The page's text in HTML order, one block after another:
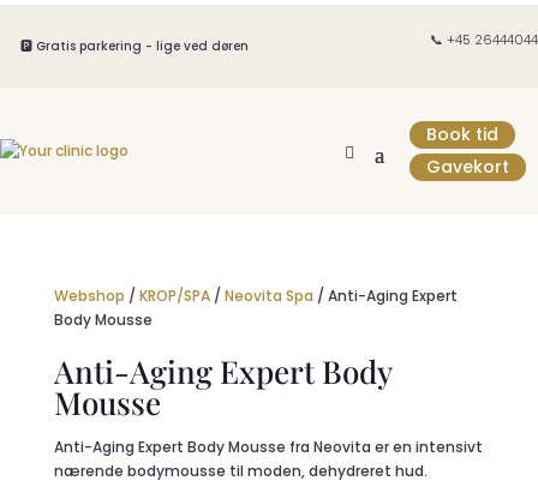
🅿️ Gratis parkering - lige ved døren 📞 +45 26444044
Book tid
Gavekort
Webshop / KROP/SPA/ Neovita Spa / Anti-Aging Expert
Body Mousse
Anti-Aging Expert Body
Mousse
Anti-Aging Expert Body Mousse fra Neovita er en intensivt
nærende bodymousse til moden, dehydreret hud.